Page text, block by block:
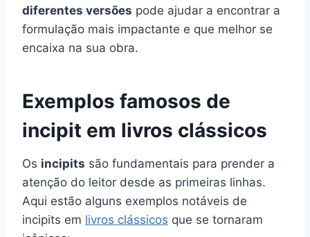
diferentes versões pode ajudar a encontrar a
formulação mais impactante e que melhor se
encaixa na sua obra.
Exemplos famosos de
incipit em livros clássicos
Os incipits são fundamentais para prender a
atenção do leitor desde as primeiras linhas.
Aqui estão alguns exemplos notáveis de
incipits em livros clássicos que se tornaram